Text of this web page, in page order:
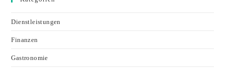
Dienstleistungen
Finanzen
Gastronomie